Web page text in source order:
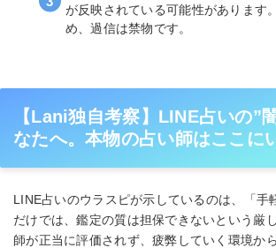
が反映されている可能性があります
め、過信は禁物です。
【Lani独自考察】LINE占いの”
なたへ。本物の占い師はここに
LINE占いのウラスピが示しているのは、「手
だけでは、鑑定の質は担保できないという厳
師が正当に評価されず、疲弊していく環境か